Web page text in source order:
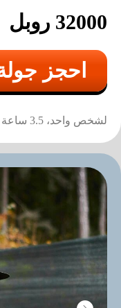
32000 روبل
احجز
لشخص واحد، 3.5 ساعة